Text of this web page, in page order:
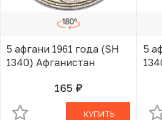
5 афгани 1961 года (SH
1340) Афганистан
165 руб.В КОРЗИНЕ
КУПИТЬ
5